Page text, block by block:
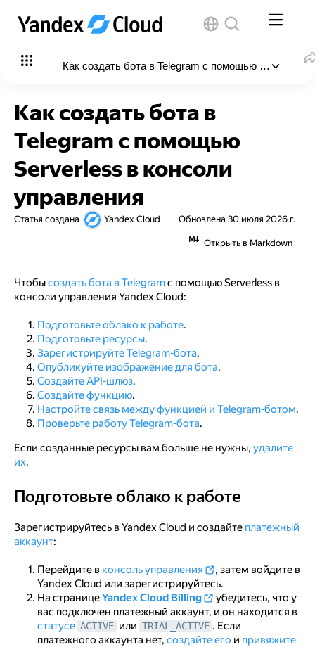
Как создать бота в Telegram с помощью Serverless
В этой статье
Подготовьте облако к работе
Необходимые платные ресурсы
Зарегистрируйте Telegram-бота
Опубликуйте изображение для бота
Загрузите изображение в бакет
Создайте API-шлюз
Создайте функцию
Настройте связь между функцией и Telegram-ботом
Проверьте работу Telegram-бота
Как создать бота в
Telegram с помощью
Serverless в консоли
управления
Статья создана Yandex Cloud Обновлена 30 июля 2026 г.
Открыть в Markdown
Чтобысоздать бота в Telegramс помощью Serverless в
консоли управления Yandex Cloud:
Подготовьте облако к работе.
Подготовьте ресурсы.
Зарегистрируйте Telegram-бота.
Опубликуйте изображение для бота.
Создайте API-шлюз.
Создайте функцию.
Настройте связь между функцией и Telegram-ботом.
Проверьте работу Telegram-бота.
Если созданные ресурсы вам больше не нужны, удалите
их.
Подготовьте облако к работе
Подготовьте облако к работе
Зарегистрируйтесь в Yandex Cloud и создайте платежный
аккаунт:
Перейдите в консоль управления
, затем войдите в
Yandex Cloud или зарегистрируйтесь.
На страницеYandex Cloud Billing
убедитесь, что у
вас подключен платежный аккаунт, и он находится в
статусе ACTIVE или TRIAL_ACTIVE . Если
платежного аккаунта нет, создайте его и привяжите